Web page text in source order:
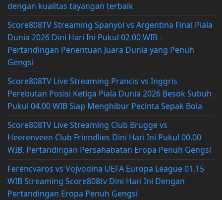
dengan kualitas tayangan terbaik
Score808TV Streaming Spanyol vs Argentina Final Piala
Dunia 2026 Dini Hari Ini Pukul 02.00 WIB -
Pertandingan Penentuan Juara Dunia yang Penuh
Gengsi
Score808TV Live Streaming Prancis vs Inggris
Perebutan Posisi Ketiga Piala Dunia 2026 Besok Subuh
Pukul 04.00 WIB Siap Menghibur Pecinta Sepak Bola
Score808TV Live Streaming Club Brugge vs
Heerenveen Club Friendlies Dini Hari Ini Pukul 00.00
WIB, Pertandingan Persahabatan Eropa Penuh Gengsi
Ferencvaros vs Vojvodina UEFA Europa League 01.15
WIB Streaming Score808tv Dini Hari Ini Dengan
Pertandingan Eropa Penuh Gengsi